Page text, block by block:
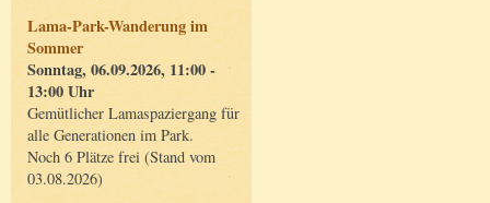
Lama-Park-Wanderung im
Sommer
Sonntag, 06.09.2026, 11:00 -
13:00 Uhr
Gemütlicher Lamaspaziergang für
alle Generationen im Park.
Noch 6 Plätze frei (Stand vom
03.08.2026)